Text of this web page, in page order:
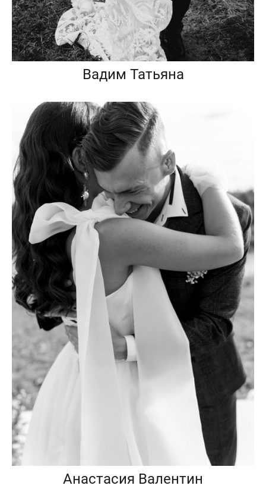
Вадим Татьяна
Анастасия Валентин